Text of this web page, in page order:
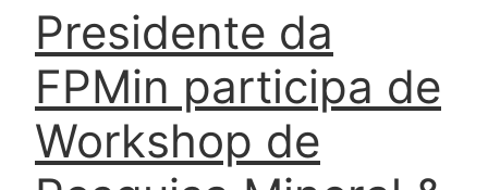
Presidente da
FPMin participa de
Workshop de